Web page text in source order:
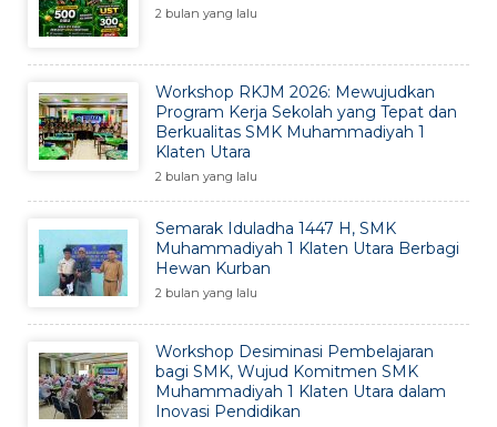
2 bulan yang lalu
Workshop RKJM 2026: Mewujudkan
Program Kerja Sekolah yang Tepat dan
Berkualitas SMK Muhammadiyah 1
Klaten Utara
2 bulan yang lalu
Semarak Iduladha 1447 H, SMK
Muhammadiyah 1 Klaten Utara Berbagi
Hewan Kurban
2 bulan yang lalu
Workshop Desiminasi Pembelajaran
bagi SMK, Wujud Komitmen SMK
Muhammadiyah 1 Klaten Utara dalam
Inovasi Pendidikan